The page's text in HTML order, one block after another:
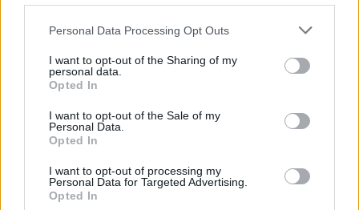
Please note that this website/app uses one or more Google
not limited to your visit or usage behaviour. You may click to
grant or deny consent to Google and its third-party tags to
use your data for below specified purposes in below Google
consent section.
Personal Data Processing Opt Outs
I want to opt-out of the Sharing of my
personal data.
Opted In
I want to opt-out of the Sale of my
Personal Data.
Opted In
I want to opt-out of processing my
Personal Data for Targeted Advertising.
Opted In